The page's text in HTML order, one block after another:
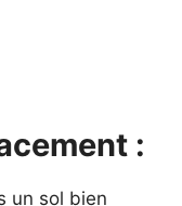
:
un sol bien